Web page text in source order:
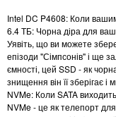
Intel DC P4608: Коли
6.4 ТБ: Чорна діра для
Уявіть, що ви можете
епізоди "Сімпсонів" і ще
ємності, цей SSD - як
знищення він її зберігає і
NVMe: Коли SATA
NVMe - це як телепорт